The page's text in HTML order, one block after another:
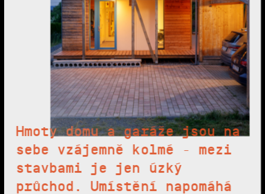
Hmoty domu a garáže jsou na
sebe vzájemně kolmé - mezi
stavbami je jen úzký
průchod. Umístění napomáhá